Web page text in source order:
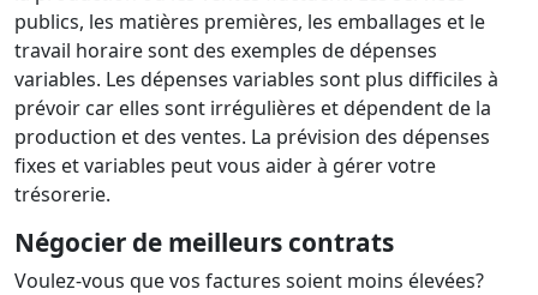
publics, les matières premières, les emballages et le
travail horaire sont des exemples de dépenses
variables. Les dépenses variables sont plus difficiles à
prévoir car elles sont irrégulières et dépendent de la
production et des ventes. La prévision des dépenses
fixes et variables peut vous aider à gérer votre
trésorerie.
Négocier de meilleurs contrats
Voulez-vous que vos factures soient moins élevées?